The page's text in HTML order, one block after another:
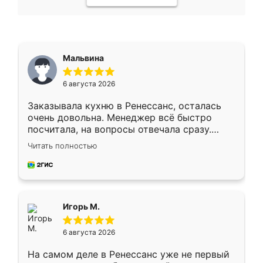
Мальвина
6 августа 2026
Заказывала кухню в Ренессанс, осталась
очень довольна. Менеджер всё быстро
посчитала, на вопросы отвечала сразу.
Замерщик приехал в субботу, подошёл к
делу со всей ответственностью. Собрали
за день, ребята работали аккуратно, даже
Читать полностью
Игорь М.
6 августа 2026
На самом деле в Ренессанс уже не первый